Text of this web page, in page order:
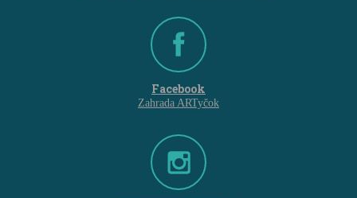
Facebook
Zahrada ARTyčok